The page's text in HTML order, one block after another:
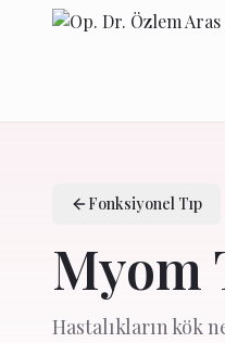
Fonksiyonel Tıp
Myom
Hastalıkların kök